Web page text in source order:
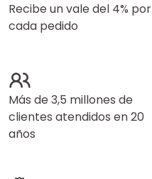
Recibe un vale del 4% por
cada pedido
Más de 3,5 millones de
clientes atendidos en 20
años